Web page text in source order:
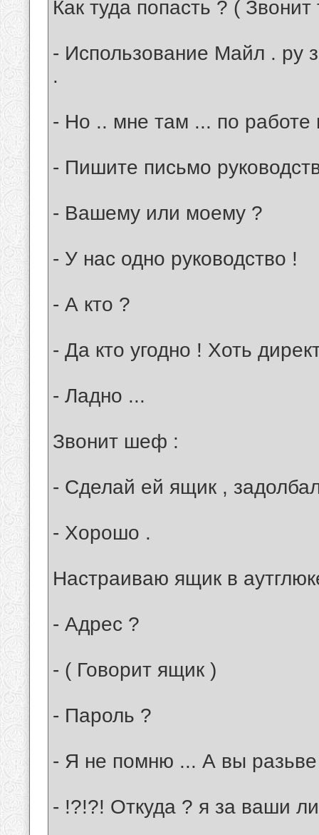
Как туда попасть ? (
- Использование Майл . ру
.
- Но .. мне там ... по работе
- Пишите письмо
- Вашему или моему ?
- У нас одно руководство !
- А кто ?
- Да кто угодно ! Хоть
- Ладно ...
Звонит шеф :
- Сделай ей ящик ,
- Хорошо .
Настраиваю ящик в
- Адрес ?
- ( Говорит ящик )
- Пароль ?
- Я не помню ... А вы разьве
- !?!?! Откуда ? я за ваши